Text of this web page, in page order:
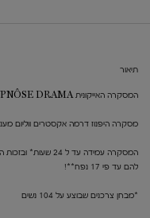
תיאור
המסקרה האייקונית HYPNÔSE DRAMA של לנקום עכשיו בפורמולה משודרגת!
מסקרה היפנוז דרמה אקסטרים ווליום
המסקרה עמידה עד
להם עד פי 17 נפח**!
*מבחן צרכנים שבוצע על 104 נשים